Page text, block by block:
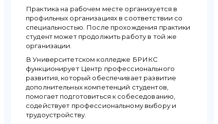
Практика на рабочем месте организуется в
профильных организациях в соответствии со
специальностью. После прохождения практики
студент может продолжить работу в той же
организации.
В Университетском колледже БРИКС
функционирует Центр профессионального
развития, который обеспечивает развитие
дополнительных компетенций студентов,
помогает подготовиться к собеседованию,
содействует профессиональному выбору и
трудоустройству.